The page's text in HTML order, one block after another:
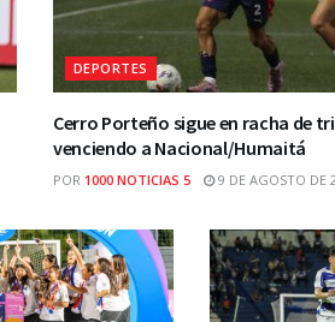
DEPORTES
Cerro Porteño sigue en racha de
venciendo a Nacional/Humaitá
POR 1000 NOTICIAS 5 9 DE AGOSTO DE